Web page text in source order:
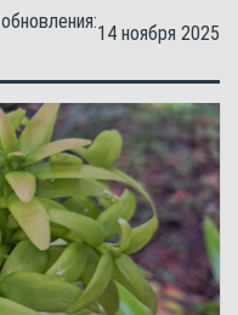
14 ноября 2025